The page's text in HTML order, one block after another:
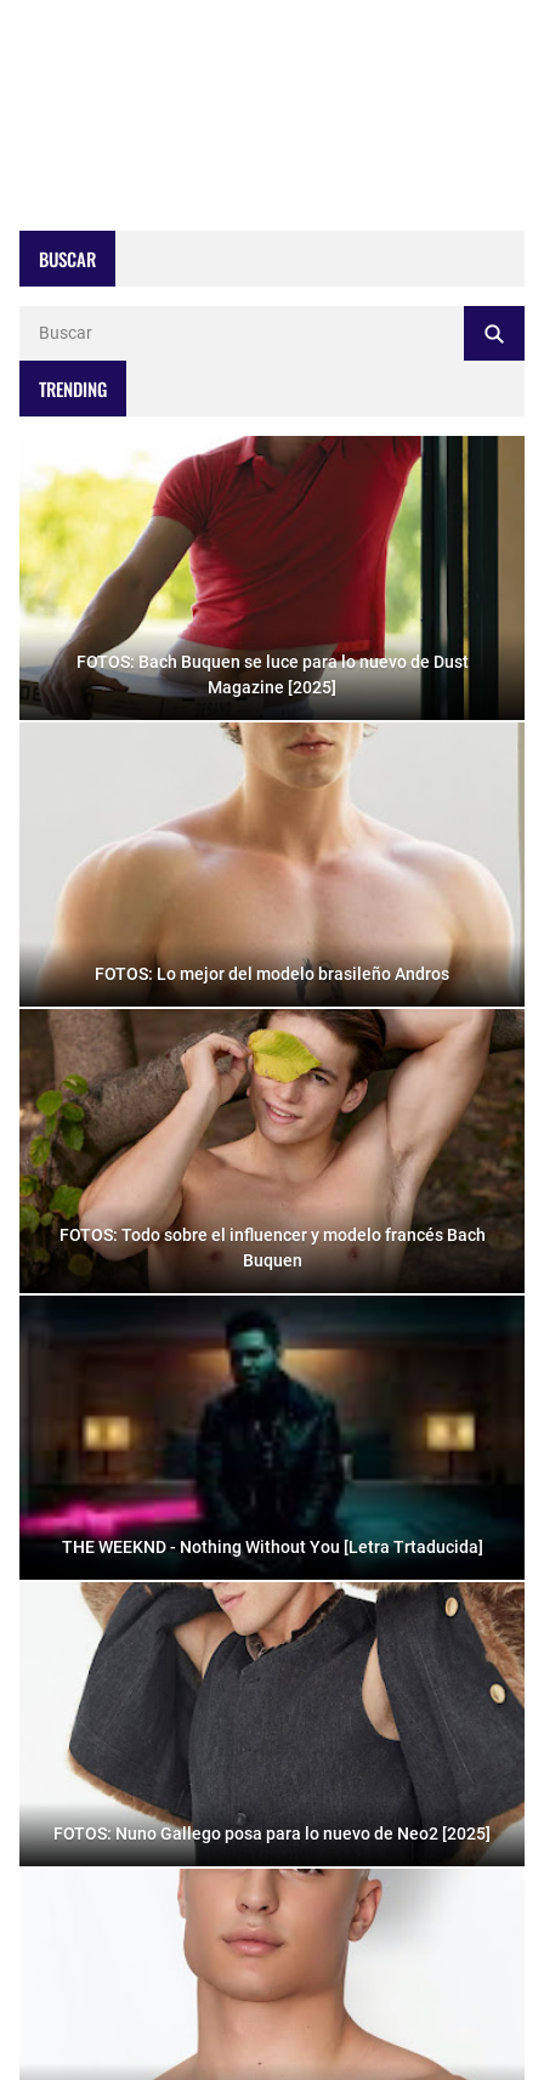
BUSCAR
TRENDING
FOTOS: Bach Buquen se luce para lo nuevo de Dust
Magazine [2025]
FOTOS: Lo mejor del modelo brasileño Andros
FOTOS: Todo sobre el influencer y modelo francés Bach
Buquen
THE WEEKND - Nothing Without You [Letra Trtaducida]
FOTOS: Nuno Gallego posa para lo nuevo de Neo2 [2025]